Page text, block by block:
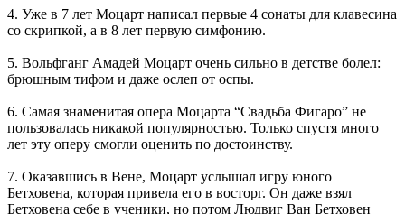
4. Уже в 7 лет Моцарт написал первые 4 сонаты для клавесина
со скрипкой, а в 8 лет первую симфонию.
5. Вольфганг Амадей Моцарт очень сильно в детстве болел:
брюшным тифом и даже ослеп от оспы.
6. Самая знаменитая опера Моцарта “Свадьба Фигаро” не
пользовалась никакой популярностью. Только спустя много
лет эту оперу смогли оценить по достоинству.
7. Оказавшись в Вене, Моцарт услышал игру юного
Бетховена, которая привела его в восторг. Он даже взял
Бетховена себе в ученики, но потом Людвиг Ван Бетховен